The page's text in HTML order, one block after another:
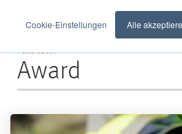
Cookie-Einstellungen Alle
Posts about
Award